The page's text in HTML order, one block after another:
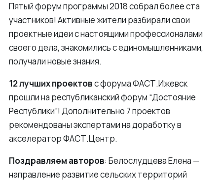
Пятый форум программы 2018 собрал более ста
участников! Активные жители разбирали свои
проектные идеи с настоящими профессионалами
своего дела, знакомились с единомышленниками,
получали новые знания.
12 лучших проектовс форума ФАСТ.Ижевск
прошли на республиканский форум “Достояние
Республики”! Дополнительно 7 проектов
рекомендованы экспертами на доработку в
акселератор ФАСТ.Центр.
Поздравляем авторов: Белослудцева Елена —
направление развитие сельских территорий